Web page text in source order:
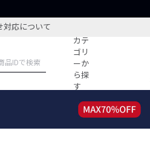
応について
カテ
ゴリ
ーか
ら探
す
す